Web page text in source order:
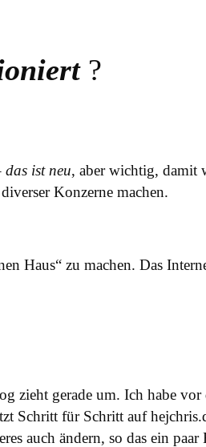
?
das ist neu, aber wichtig, damit
Konzerne machen.
Haus“ zu machen. Das
zieht gerade um. Ich habe
Schritt für Schritt auf
auch ändern, so das ein paar